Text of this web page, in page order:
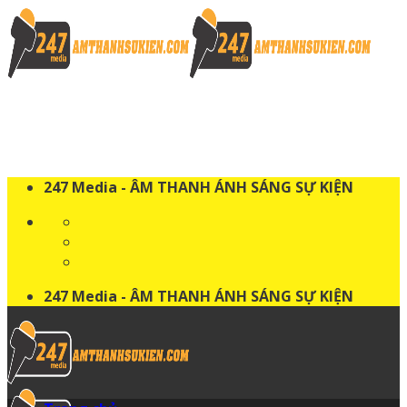
Skip
to
content
247 Media - ÂM THANH ÁNH SÁNG SỰ KIỆN
247 Media - ÂM THANH ÁNH SÁNG SỰ KIỆN